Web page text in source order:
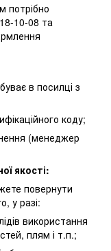
потрібно
10-08 та
в посилці з
коду;
(менеджер
якості:
повернути
у разі:
використання
плям і т.п.;